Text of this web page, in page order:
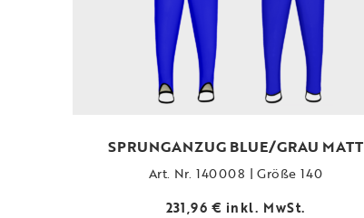
SPRUNGANZUG BLUE/GRAU MATT
Art. Nr. 140008 | Größe 140
231,96 € inkl. MwSt.